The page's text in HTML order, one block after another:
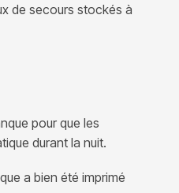
de secours stockés à
pour que les
durant la nuit.
a bien été imprimé